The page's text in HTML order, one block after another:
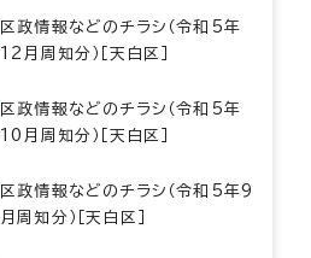
区政情報などのチラシ（令和5年
12月周知分）［天白区］
区政情報などのチラシ（令和5年
10月周知分）［天白区］
区政情報などのチラシ（令和5年9
月周知分）［天白区］